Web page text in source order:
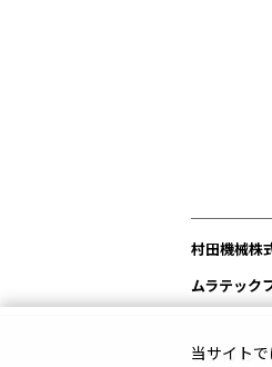
村田機械株
ムラテック
プライバシ
当サイト